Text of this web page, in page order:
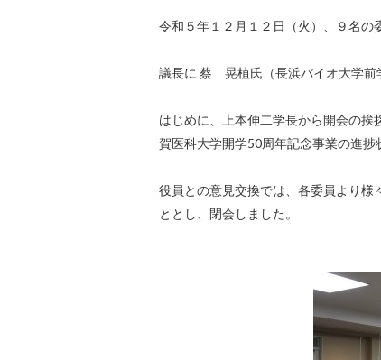
令和５年１２月１２日（火）、９名の
議長に 蔡 晃植氏（長浜バイオ大学前
はじめに、上本伸二学長から開会の
賀医科大学開学50周年記念事業の進捗
役員との意見交換では、各委員より様
ととし、閉会しました。